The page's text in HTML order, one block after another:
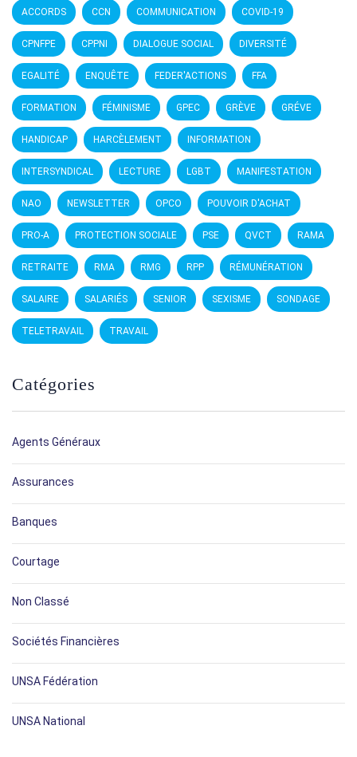
ACCORDS CCN COMMUNICATION COVID-19
CPNFPE CPPNI DIALOGUE SOCIAL DIVERSITÉ
EGALITÉ ENQUÊTE FEDER'ACTIONS FFA
FORMATION FÉMINISME GPEC GRÈVE GRÉVE
HANDICAP HARCÈLEMENT INFORMATION
INTERSYNDICAL LECTURE LGBT MANIFESTATION
NAO NEWSLETTER OPCO POUVOIR D'ACHAT
PRO-A PROTECTION SOCIALE PSE QVCT RAMA
RETRAITE RMA RMG RPP RÉMUNÉRATION
SALAIRE SALARIÉS SENIOR SEXISME SONDAGE
TELETRAVAIL TRAVAIL
Catégories
Agents Généraux
Assurances
Banques
Courtage
Non Classé
Sociétés Financières
UNSA Fédération
UNSA National